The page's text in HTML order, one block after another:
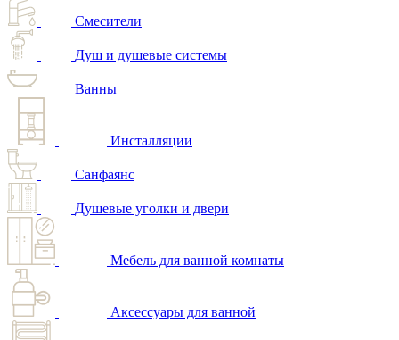
Смесители
Душ и душевые системы
Ванны
Инсталляции
Санфаянс
Душевые уголки и двери
Мебель для ванной комнаты
Аксессуары для ванной